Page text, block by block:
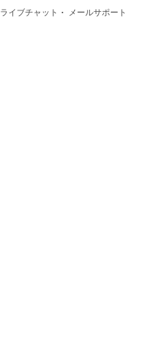
ライブチャット · メールサポート